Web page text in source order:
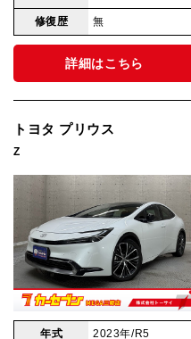
修復歴 無
詳細はこちら
トヨタ プリウス
Z
年式 2023年/R5